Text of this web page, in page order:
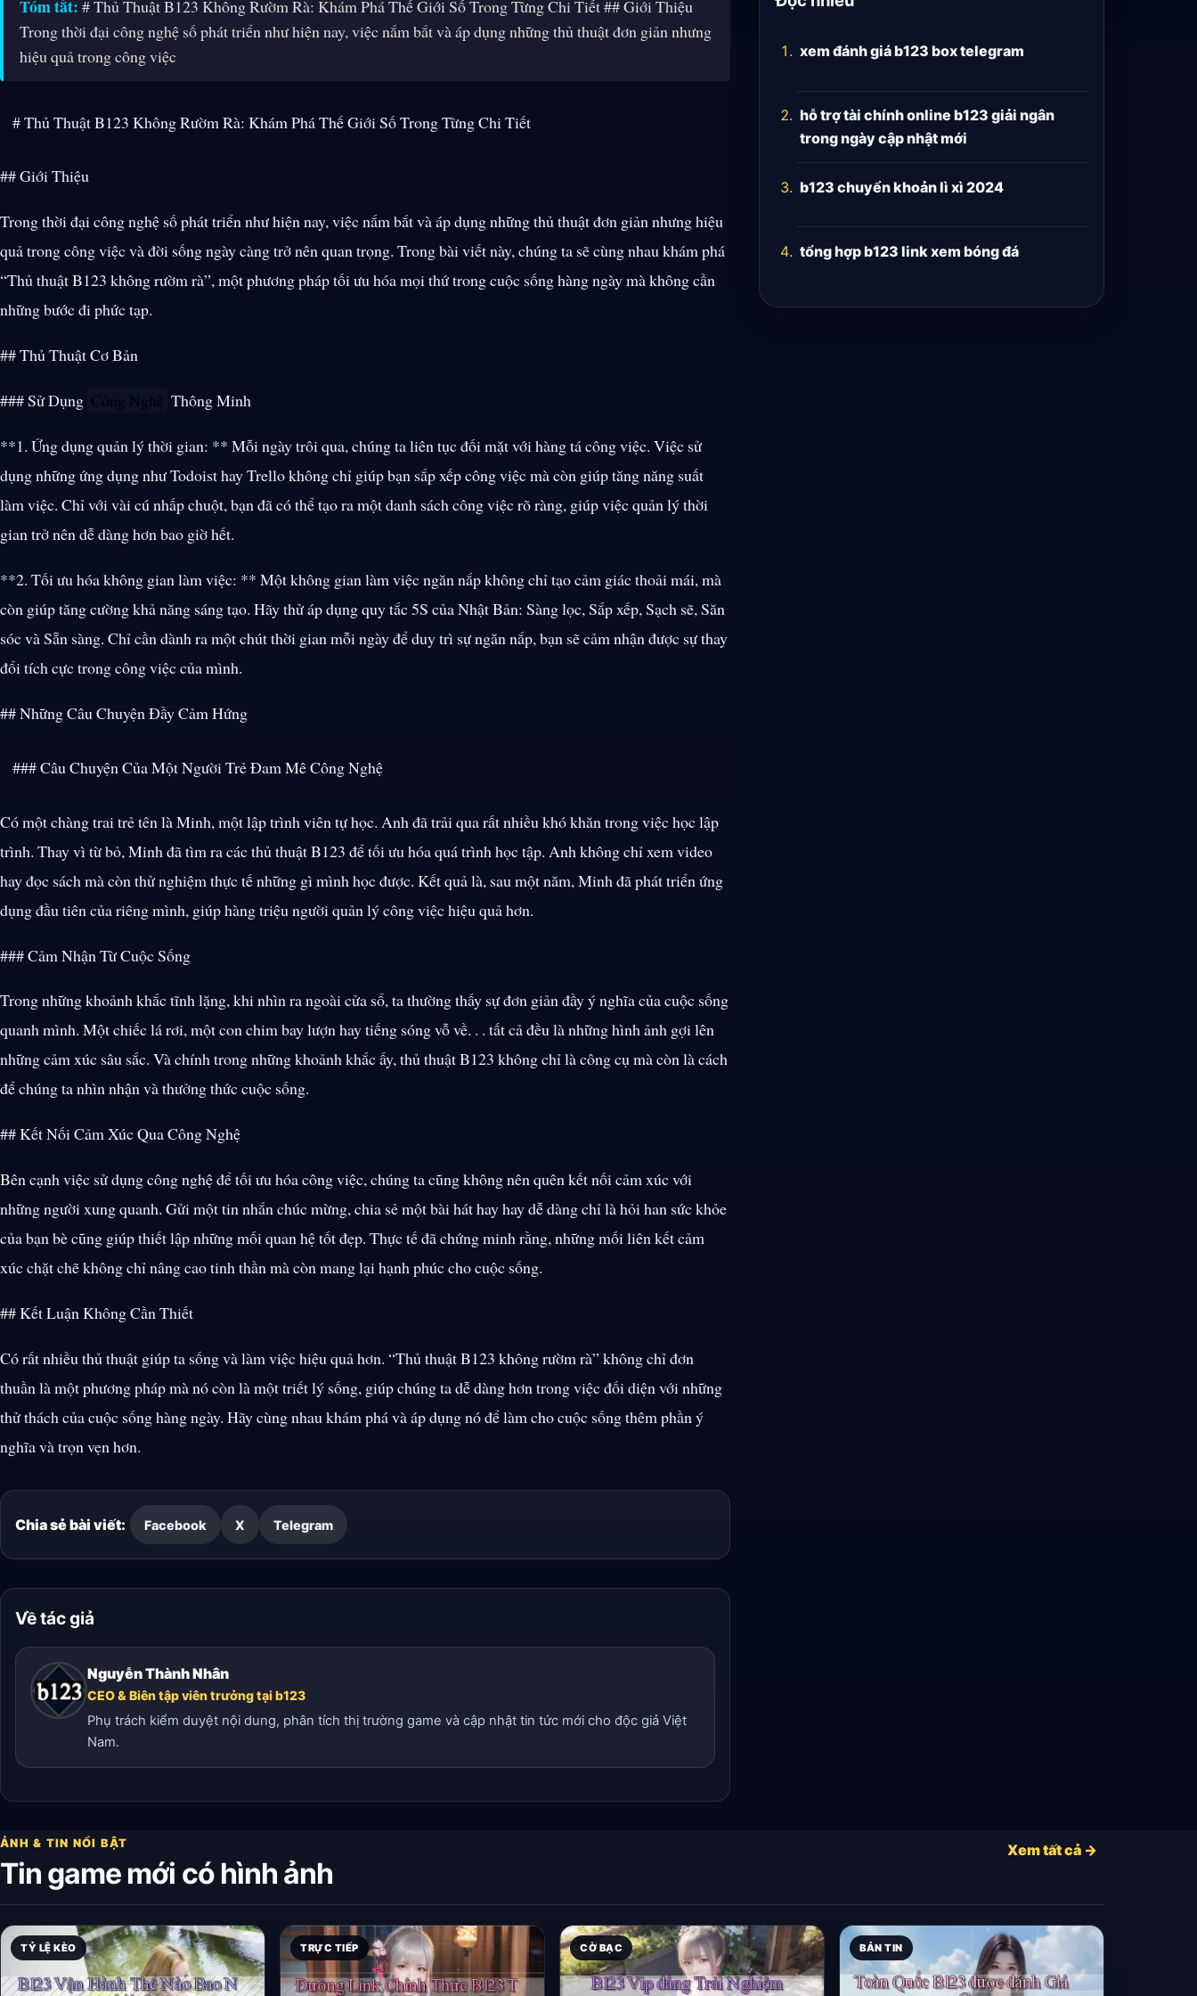
Tóm tắt: # Thủ Thuật B123 Không Rườm Rà: Khám Phá Thế Giới Số Trong Từng Chi Tiết ## Giới Thiệu
Trong thời đại công nghệ số phát triển như hiện nay, việc nắm bắt và áp dụng những thủ thuật đơn giản nhưng
hiệu quả trong công việc
# Thủ Thuật B123 Không Rườm Rà: Khám Phá Thế Giới Số Trong Từng Chi Tiết
## Giới Thiệu
Trong thời đại công nghệ số phát triển như hiện nay, việc nắm bắt và áp dụng những thủ thuật đơn giản nhưng hiệu
quả trong công việc và đời sống ngày càng trở nên quan trọng. Trong bài viết này, chúng ta sẽ cùng nhau khám phá
“Thủ thuật B123 không rườm rà”, một phương pháp tối ưu hóa mọi thứ trong cuộc sống hàng ngày mà không cần
những bước đi phức tạp.
## Thủ Thuật Cơ Bản
### Sử Dụng Công Nghệ Thông Minh
**1. Ứng dụng quản lý thời gian: ** Mỗi ngày trôi qua, chúng ta liên tục đối mặt với hàng tá công việc. Việc sử
dụng những ứng dụng như Todoist hay Trello không chỉ giúp bạn sắp xếp công việc mà còn giúp tăng năng suất
làm việc. Chỉ với vài cú nhấp chuột, bạn đã có thể tạo ra một danh sách công việc rõ ràng, giúp việc quản lý thời
gian trở nên dễ dàng hơn bao giờ hết.
**2. Tối ưu hóa không gian làm việc: ** Một không gian làm việc ngăn nắp không chỉ tạo cảm giác thoải mái, mà
còn giúp tăng cường khả năng sáng tạo. Hãy thử áp dụng quy tắc 5S của Nhật Bản: Sàng lọc, Sắp xếp, Sạch sẽ, Săn
sóc và Sẵn sàng. Chỉ cần dành ra một chút thời gian mỗi ngày để duy trì sự ngăn nắp, bạn sẽ cảm nhận được sự thay
đổi tích cực trong công việc của mình.
## Những Câu Chuyện Đầy Cảm Hứng
### Câu Chuyện Của Một Người Trẻ Đam Mê Công Nghệ
Có một chàng trai trẻ tên là Minh, một lập trình viên tự học. Anh đã trải qua rất nhiều khó khăn trong việc học lập
trình. Thay vì từ bỏ, Minh đã tìm ra các thủ thuật B123 để tối ưu hóa quá trình học tập. Anh không chỉ xem video
hay đọc sách mà còn thử nghiệm thực tế những gì mình học được. Kết quả là, sau một năm, Minh đã phát triển ứng
dụng đầu tiên của riêng mình, giúp hàng triệu người quản lý công việc hiệu quả hơn.
### Cảm Nhận Từ Cuộc Sống
Trong những khoảnh khắc tĩnh lặng, khi nhìn ra ngoài cửa sổ, ta thường thấy sự đơn giản đầy ý nghĩa của cuộc sống
quanh mình. Một chiếc lá rơi, một con chim bay lượn hay tiếng sóng vỗ về. . . tất cả đều là những hình ảnh gợi lên
những cảm xúc sâu sắc. Và chính trong những khoảnh khắc ấy, thủ thuật B123 không chỉ là công cụ mà còn là cách
để chúng ta nhìn nhận và thưởng thức cuộc sống.
## Kết Nối Cảm Xúc Qua Công Nghệ
Bên cạnh việc sử dụng công nghệ để tối ưu hóa công việc, chúng ta cũng không nên quên kết nối cảm xúc với
những người xung quanh. Gửi một tin nhắn chúc mừng, chia sẻ một bài hát hay hay dễ dàng chỉ là hỏi han sức khỏe
của bạn bè cũng giúp thiết lập những mối quan hệ tốt đẹp. Thực tế đã chứng minh rằng, những mối liên kết cảm
xúc chặt chẽ không chỉ nâng cao tinh thần mà còn mang lại hạnh phúc cho cuộc sống.
## Kết Luận Không Cần Thiết
Có rất nhiều thủ thuật giúp ta sống và làm việc hiệu quả hơn. “Thủ thuật B123 không rườm rà” không chỉ đơn
thuần là một phương pháp mà nó còn là một triết lý sống, giúp chúng ta dễ dàng hơn trong việc đối diện với những
thử thách của cuộc sống hàng ngày. Hãy cùng nhau khám phá và áp dụng nó để làm cho cuộc sống thêm phần ý
nghĩa và trọn vẹn hơn.
Chia sẻ bài viết: Facebook X Telegram
Về tác giả
Nguyễn Thành Nhân
CEO & Biên tập viên trưởng tại b123
Phụ trách kiểm duyệt nội dung, phân tích thị trường game và cập nhật tin tức mới cho độc giả Việt
Nam.
xem đánh giá b123 box telegram
hỗ trợ tài chính online b123 giải ngân
trong ngày cập nhật mới
b123 chuyển khoản lì xì 2024
tổng hợp b123 link xem bóng đá
ẢNH & TIN NỔI BẬT
Tin game mới có hình ảnh
Xem tất cả →
TỶ LỆ KÈO TRỰC TIẾP CỜ BẠC BẢN TIN